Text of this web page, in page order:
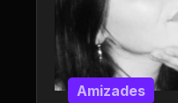
Amizades